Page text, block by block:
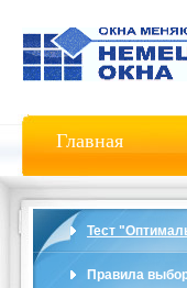
Главная
Тест
Правила